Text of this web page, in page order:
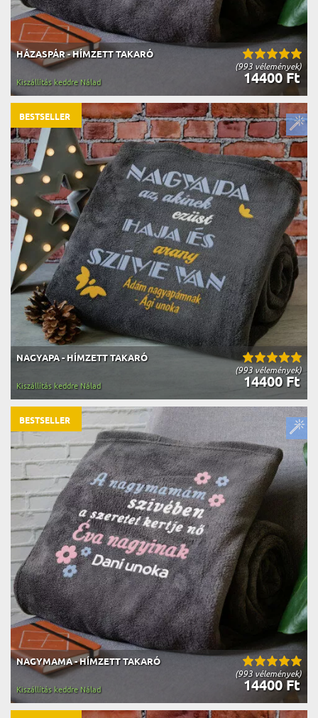
(993 vélemények)
HÁZASPÁR - HÍMZETT TAKARÓ
14400 Ft
Kiszállítás keddre Nálad
(993 vélemények)
NAGYAPA - HÍMZETT TAKARÓ
14400 Ft
Kiszállítás keddre Nálad
BESTSELLER
(993 vélemények)
NAGYMAMA - HÍMZETT TAKARÓ
14400 Ft
Kiszállítás keddre Nálad
BESTSELLER